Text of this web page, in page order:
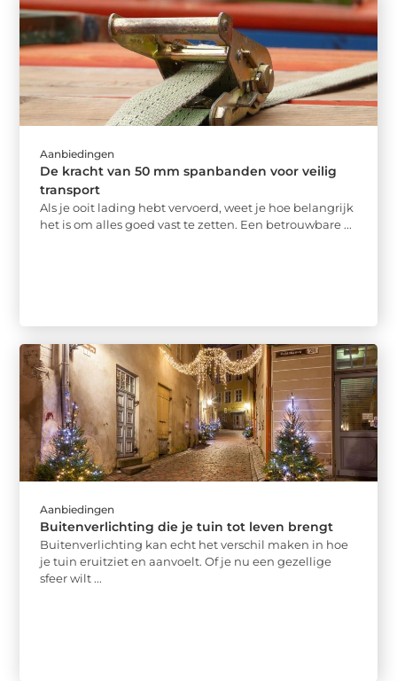
Aanbiedingen
De kracht van 50 mm spanbanden voor veilig
transport
Als je ooit lading hebt vervoerd, weet je hoe belangrijk
het is om alles goed vast te zetten. Een betrouwbare ...
Aanbiedingen
Buitenverlichting die je tuin tot leven brengt
Buitenverlichting kan echt het verschil maken in hoe
je tuin eruitziet en aanvoelt. Of je nu een gezellige
sfeer wilt ...